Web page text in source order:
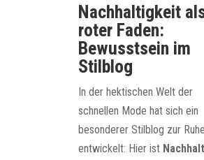
Nachhaltigkeit
roter Faden:
Bewusstsein im
Stilblog
In der hektischen Welt der
schnellen Mode hat sich ein
besonderer Stilblog zur
entwickelt: Hier ist